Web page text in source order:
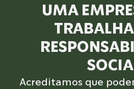
UMA
Acreditamos que